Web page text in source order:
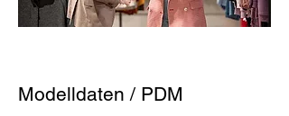
Modelldaten / PDM